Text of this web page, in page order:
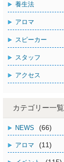
養生法
アロマ
スピーカー
スタッフ
アクセス
カテゴリー一覧
NEWS (66)
アロマ (11)